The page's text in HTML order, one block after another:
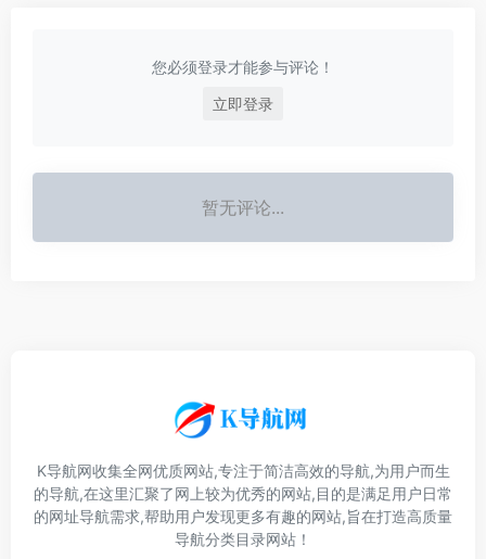
您必须登录才能参与评论！
立即登录
暂无评论...
K导航网收集全网优质网站,专注于简洁高效的导航,为用户而生
的导航,在这里汇聚了网上较为优秀的网站,目的是满足用户日常
的网址导航需求,帮助用户发现更多有趣的网站,旨在打造高质量
导航分类目录网站！